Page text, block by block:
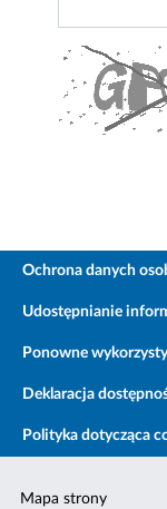
Ochrona danych
Udostępnianie
Ponowne
Deklaracja
Polityka dotycząca
Mapa strony